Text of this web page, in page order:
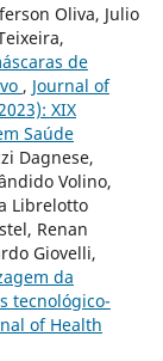
Oliva, Julio
de
, Journal of
XIX
Saúde
Dagnese,
Volino,
Librelotto
Renan
Giovelli,
da
tecnológico-
of Health